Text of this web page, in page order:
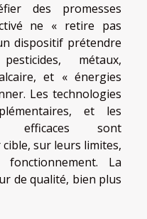
des promesses
ne « retire pas
dispositif prétendre
métaux,
et « énergies
Les technologies
et les
efficaces sont
sur leurs limites,
La
de qualité, bien plus